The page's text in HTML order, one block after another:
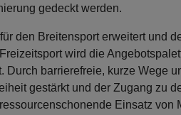
gedeckt werden.
den Breitensport erweitert und
wird die
barrierefreie, kurze Wege
gestärkt und der Zugang zu
Einsatz von